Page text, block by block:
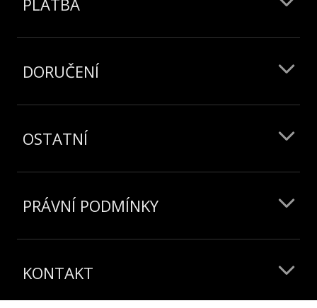
PLATBA
DORUČENÍ
OSTATNÍ
PRÁVNÍ PODMÍNKY
KONTAKT